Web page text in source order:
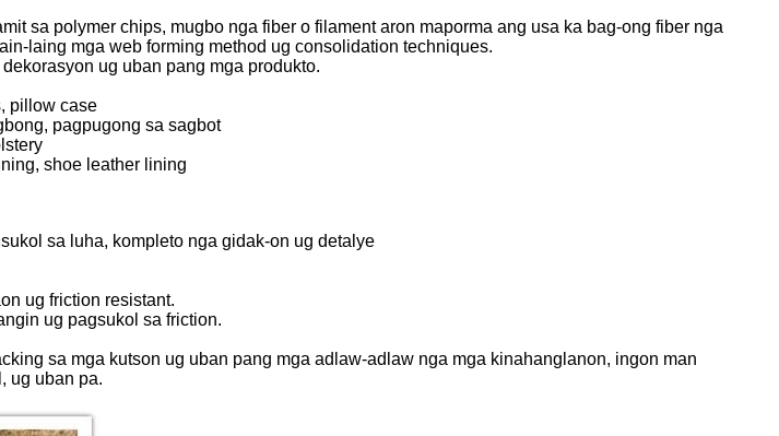
sa polymer chips, mugbo nga fiber o filament aron maporma ang usa ka bag-ong fiber nga
laing mga web forming method ug consolidation techniques.
ug uban pang mga produkto.
pillow case
pagpugong sa sagbot
shoe leather lining
sa luha, kompleto nga gidak-on ug detalye
ug friction resistant.
ug pagsukol sa friction.
sa mga kutson ug uban pang mga adlaw-adlaw nga mga kinahanglanon, ingon man
ug uban pa.